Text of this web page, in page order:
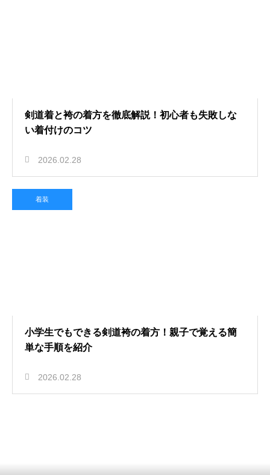
剣道着と袴の着方を徹底解説！初心者も失敗しな
い着付けのコツ
2026.02.28
着装
小学生でもできる剣道袴の着方！親子で覚える簡
単な手順を紹介
2026.02.28